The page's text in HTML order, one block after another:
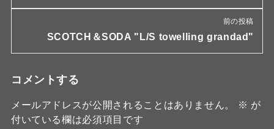
前の投稿
SCOTCH＆SODA "L/S towelling grandad"
コメントする
メールアドレスが公開されることはありません。 ※ が
付いている欄は必須項目です